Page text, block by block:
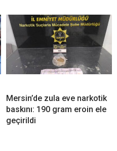
Mersin’de zula eve narkotik
baskını: 190 gram eroin ele
geçirildi